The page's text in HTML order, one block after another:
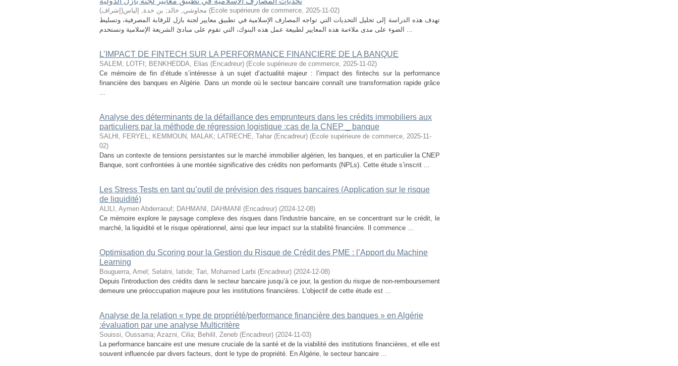
محاوشي, خالد; بن خدة, إلياس(إشراف) (Ecole supérieure de commerce, 2025-11-02)
تهدف هذه الدراسة إلى تحليل التحديات التي تواجه المصارف الإسلامية في تطبيق معايير لجنة بازل للرقابة المصرفية، وتسليط
الضوء على مدى ملاءمة هذه المعايير لطبيعة عمل هذه البنوك، التي تقوم على مبادئ الشريعة الإسلامية وتستخدم ...
L’IMPACT DE FINTECH SUR LA PERFORMANCE FINANCIERE DE LA BANQUE
SALEM, LOTFI ; BENKHEDDA, Elias (Encadreur) (Ecole supérieure de commerce, 2025-11-02)
Ce mémoire de fin d’étude s’intéresse à un sujet d’actualité majeur : l’impact des fintechs sur la performance
financière des banques en Algérie. Dans un monde où le secteur bancaire connaît une transformation rapide grâce
...
Analyse des déterminants de la défaillance des emprunteurs dans les crédits immobiliers aux
particuliers par la méthode de régression logistique :cas de la CNEP _ banque
SALHI, FERYEL; KEMMOUN, MALAK; LATRECHE, Tahar (Encadreur) (Ecole supérieure de commerce, 2025-11-
02)
Dans un contexte de tensions persistantes sur le marché immobilier algérien, les banques, et en particulier la CNEP
Banque, sont confrontées à une montée significative des crédits non performants (NPLs). Cette étude s’inscrit ...
Les Stress Tests en tant qu’outil de prévision des risques bancaires (Application sur le risque
de liquidité)
ALILI, Aymen Abderraouf; DAHMANI, DAHMANI (Encadreur) (2024-12-08)
Ce mémoire explore le paysage complexe des risques dans l'industrie bancaire, en se concentrant sur le crédit, le
marché, la liquidité et le risque opérationnel, ainsi que leur impact sur la stabilité financière. Il commence ...
Optimisation du Scoring pour la Gestion du Risque de Crédit des PME : l’Apport du Machine
Learning
Bouguerra, Amel ; Selatni, Iatide; Tari, Mohamed Larbi (Encadreur) (2024-12-08)
Depuis l'introduction des crédits dans le secteur bancaire jusqu’à ce jour, la gestion du risque de non-remboursement
demeure une préoccupation majeure pour les institutions financières. L'objectif de cette étude est ...
Analyse de la relation « type de propriété/performance financière des banques » en Algérie
:évaluation par une analyse Multicritère
Souissi, Oussama; Azazni, Cilia; Behilil, Zeneb (Encadreur) (2024-11-03)
La performance bancaire est une mesure cruciale de la santé et de la viabilité des institutions financières, et elle est
souvent influencée par divers facteurs, dont le type de propriété. En Algérie, le secteur bancaire ...